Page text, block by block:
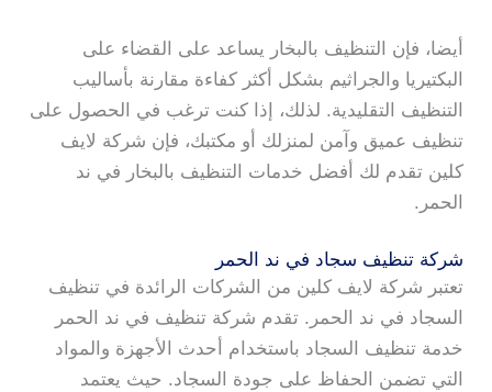
أيضا، فإن التنظيف بالبخار يساعد على القضاء على
البكتيريا والجراثيم بشكل أكثر كفاءة مقارنة بأساليب
التنظيف التقليدية. لذلك، إذا كنت ترغب في الحصول على
تنظيف عميق وآمن لمنزلك أو مكتبك، فإن شركة لايف
كلين تقدم لك أفضل خدمات التنظيف بالبخار في ند
الحمر.
شركة تنظيف سجاد في ند الحمر
تعتبر شركة لايف كلين من الشركات الرائدة في تنظيف
السجاد في ند الحمر. تقدم شركة تنظيف في ند الحمر
خدمة تنظيف السجاد باستخدام أحدث الأجهزة والمواد
التي تضمن الحفاظ على جودة السجاد. حيث يعتمد